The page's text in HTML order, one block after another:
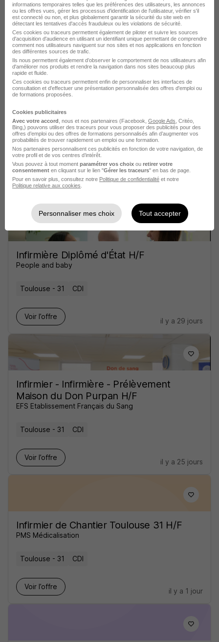
Inicea
Quint-Fonsegrives - 31 CDD 3 000 - 3 400 € / mois
Voir l’offre
il y a 27 jours
Infirmier H/F
Domusvi
Frouzins - 31 CDD
Voir l’offre
Infirmière Diplômé d'État H/F
People and baby
Toulouse - 31 CDI
Voir l’offre
il y a 29 jours
Infirmier - Infirmière - Prélèvement
Maison du Don Purpan H/F
EFS Etablissement Français du Sang
Toulouse - 31 CDI
Voir l’offre
il y a 25 jours
Infirmier de Chantier Toulouse 31 H/F
PMS Médicalisation
Toulouse - 31 CDI
Voir l’offre
il y a 1 jour
informations temporaires telles que les préférences des utilisateurs, les annonces
ou les offres vues, gérer les processus d'identification de l'utilisateur, vérifier s'il
est connecté ou non, et plus globalement garantir la sécurité du site web en
détectant les tentatives d'accès frauduleux ou les violations de sécurité.
Ces cookies ou traceurs permettent également de piloter et suivre les sources
d'acquisition d'audience en utilisant un identifiant unique permettant de comprendre
comment nos utilisateurs naviguent sur nos sites et nos applications en fonction
des différentes sources de trafic.
Ils nous permettent également d’observer le comportement de nos utilisateurs afin
d'améliorer nos produits et rendre la navigation dans nos sites beaucoup plus
rapide et fluide.
Ces cookies ou traceurs permettent enfin de personnaliser les interfaces de
consultation et d'effectuer une présentation personnalisée des offres d'emploi ou
de formations proposées.
Cookies publicitaires
Avec votre accord , nous et nos partenaires (Facebook, Google Ads , Critéo,
Bing,) pouvons utiliser des traceurs pour vous proposer des publicités pour des
offres d’emploi ou des offres de formations personnalisés afin d’augmenter vos
probabilités de trouver rapidement un emploi ou une formation.
Nos partenaires personnalisent ces publicités en fonction de votre navigation, de
votre profil et de vos centres d’intérêt.
Vous pouvez à tout moment paramétrer vos choix ou retirer votre
consentement en cliquant sur le lien "Gérer les traceurs" en bas de page.
Pour en savoir plus, consultez notre Politique de confidentialité et notre
Politique relative aux cookies
Personnaliser mes choix Tout accepter